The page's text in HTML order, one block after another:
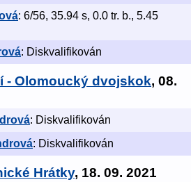
: 6/56, 35.94 s, 0.0 tr. b., 5.45
: Diskvalifikován
- Olomoucký dvojskok, 08.
: Diskvalifikován
: Diskvalifikován
Hrátky, 18. 09. 2021